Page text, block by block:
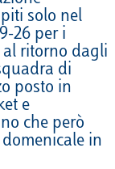
solo nel
26 per i
ritorno dagli
di
posto in
e
che però
in